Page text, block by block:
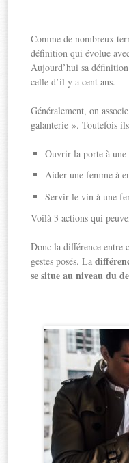
Comme de nombreux
définition qui évolue
Aujourd’hui sa
celle d’il y a cent ans.
Généralement, on
galanterie ». Toutefois
Ouvrir la porte à une
Aider une femme à
Servir le vin à une
Voilà 3 actions qui
Donc la différence entre
gestes posés. La
se situe au niveau du